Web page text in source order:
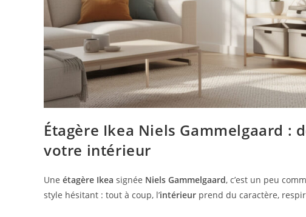
Étagère Ikea Niels Gammelgaard
votre intérieur
Une étagère Ikea signée Niels Gammelgaard, c’est un peu
style hésitant : tout à coup, l’intérieur prend du caractère,